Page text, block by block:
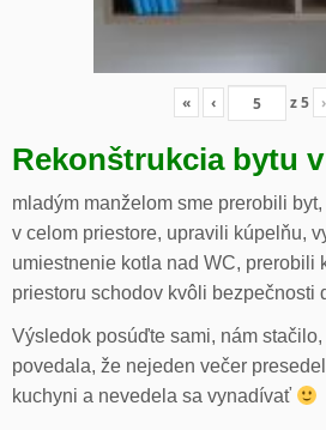
« ‹ z5 ›
Rekonštrukcia bytu
mladým manželom sme prerobili
v celom priestore, upravili kúpelňu,
umiestnenie kotla nad WC, prerobili
priestoru schodov kvôli bezpečnosti
Výsledok posúďte sami, nám
povedala, že nejeden večer
kuchyni a nevedela sa vynadívať